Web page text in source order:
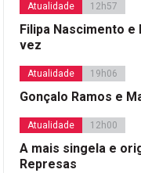
Atualidade 12h57
Filipa Nascimento
vez
Atualidade 19h06
Gonçalo Ramos e
Atualidade 12h00
A mais singela e
Represas